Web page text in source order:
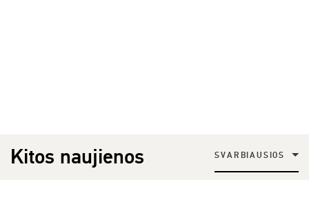
Kitos naujienos SVARBIAUSIOS